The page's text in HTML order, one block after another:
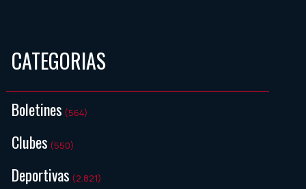
CATEGORIAS
Boletines (564)
Clubes (550)
Deportivas (2.821)